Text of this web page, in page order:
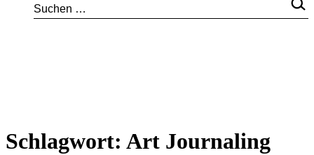
Schlagwort: Art Journaling